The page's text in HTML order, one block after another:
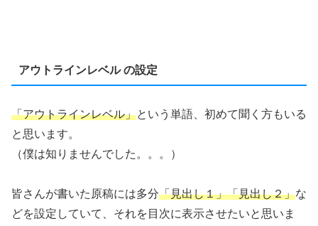
アウトラインレベル の設定
「アウトラインレベル」という単語、初めて聞く方もいる
と思います。
（僕は知りませんでした。。。）
皆さんが書いた原稿には多分「見出し１」「見出し２」な
どを設定していて、それを目次に表示させたいと思いま